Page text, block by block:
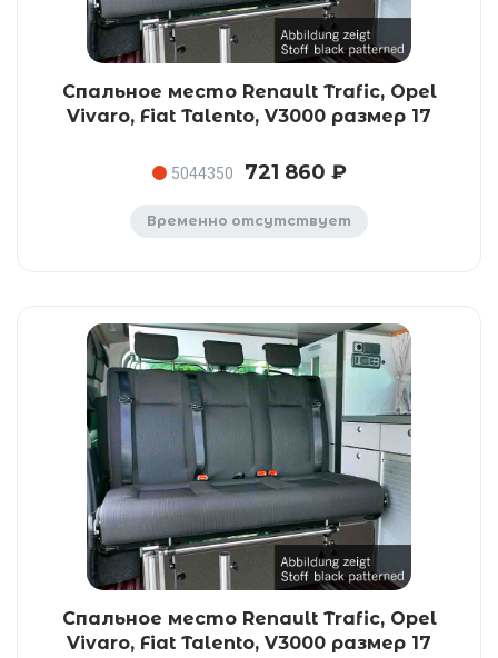
Спальное место Renault Trafic, Opel
Vivaro, Fiat Talento, V3000 размер 17
5044350 721 860 ₽
Временно отсутствует
Спальное место Renault Trafic, Opel
Vivaro, Fiat Talento, V3000 размер 17